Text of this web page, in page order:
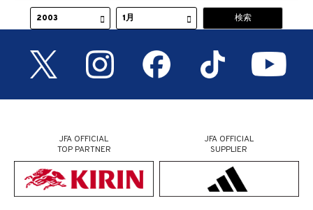
JFA OFFICIAL
TOP PARTNER
JFA OFFICIAL
SUPPLIER